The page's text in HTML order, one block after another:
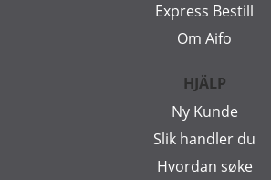
Express Bestill
Om Aifo
HJÄLP
Ny Kunde
Slik handler du
Hvordan søke